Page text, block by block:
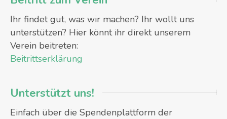
Ihr findet gut, was wir machen? Ihr wollt uns
unterstützen? Hier könnt ihr direkt unserem
Verein beitreten:
Beitrittserklärung
Unterstützt uns!
Einfach über die Spendenplattform der